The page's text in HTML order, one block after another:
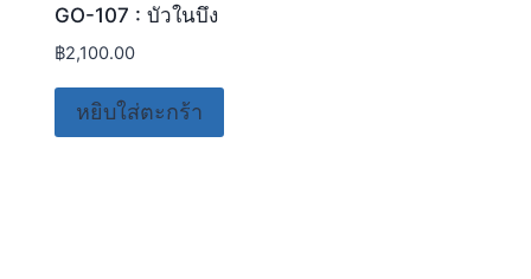
GO-107 : บัวในบึง
฿2,100.00
หยิบใส่ตะกร้า